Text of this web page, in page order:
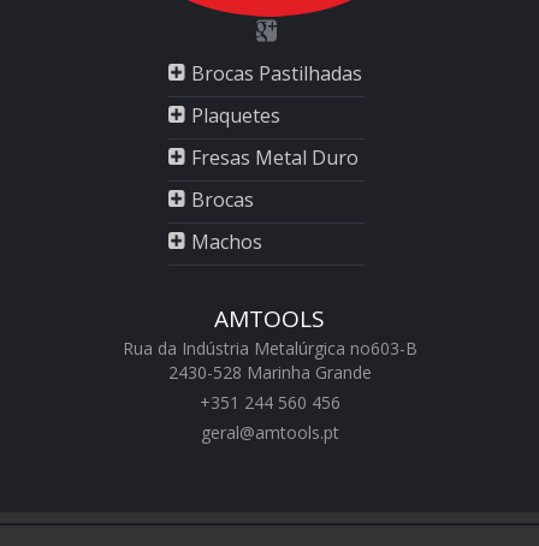
Brocas Pastilhadas
Plaquetes
Fresas Metal Duro
Brocas
Machos
AMTOOLS
Rua da Indústria Metalúrgica no603-B
2430-528 Marinha Grande
+351 244 560 456
geral@amtools.pt